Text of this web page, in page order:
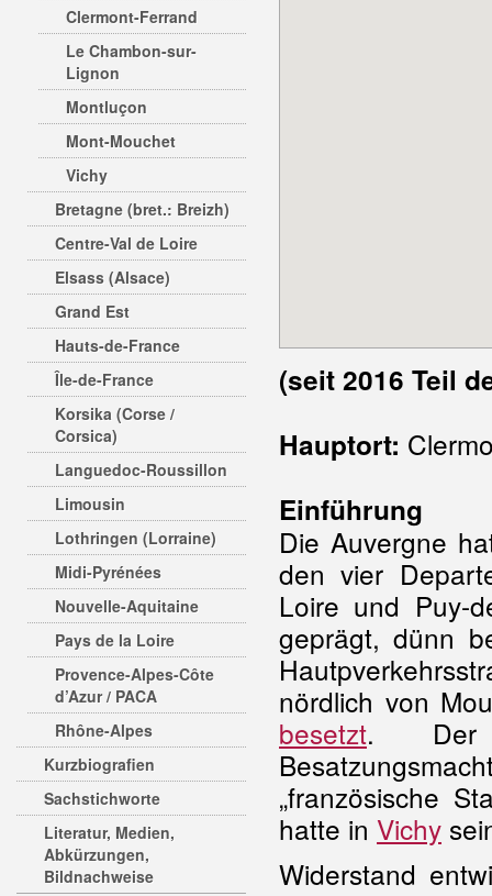
Clermont-Ferrand
Le Chambon-sur-
Lignon
Montluçon
Mont-Mouchet
Vichy
Bretagne (bret.: Breizh)
Centre-Val de Loire
Elsass (Alsace)
Grand Est
Hauts-de-France
Île-de-France
Korsika (Corse /
Corsica)
Languedoc-Roussillon
Limousin
Lothringen (Lorraine)
Midi-Pyrénées
Nouvelle-Aquitaine
Pays de la Loire
Provence-Alpes-Côte
d’Azur / PACA
Rhône-Alpes
Kurzbiografien
Sachstichworte
Literatur, Medien,
Abkürzungen,
Bildnachweise
(seit 2016 Teil
Hauptort:
Einführung
Die Auvergne
den vier
Loire und Puy-
geprägt, dünn
nördlich von
besetzt. Der
„französische
hatte in Vichy
Widerstand